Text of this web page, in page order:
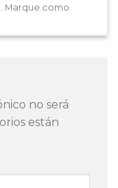
. Marque como
no será
están